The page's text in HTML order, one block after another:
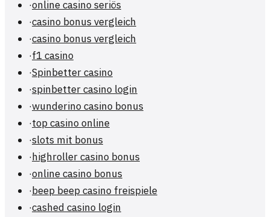
·online casino seriös
·casino bonus vergleich
·casino bonus vergleich
·f1 casino
·Spinbetter casino
·spinbetter casino login
·wunderino casino bonus
·top casino online
·slots mit bonus
·highroller casino bonus
·online casino bonus
·beep beep casino freispiele
·cashed casino login